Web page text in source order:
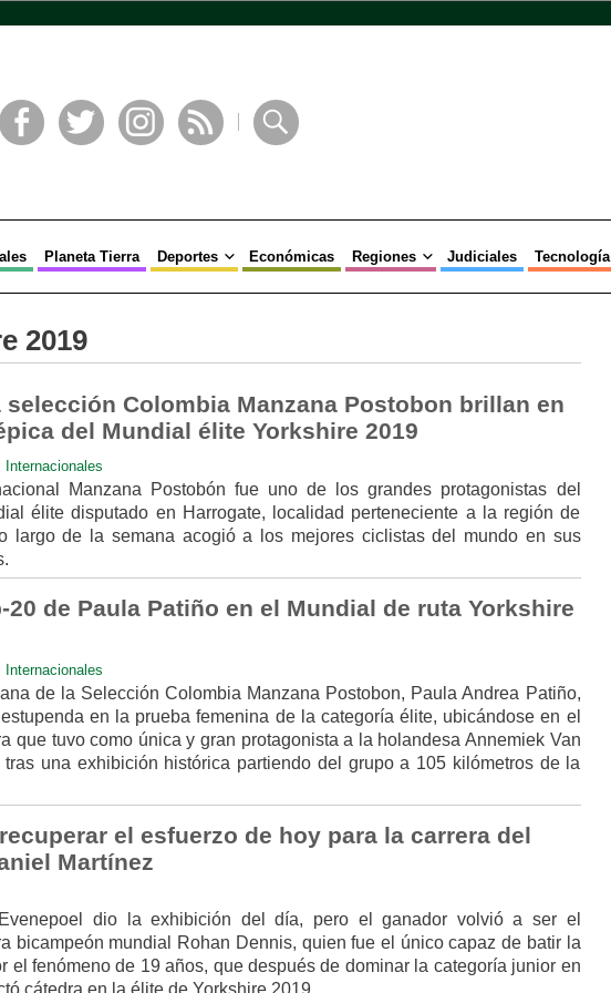
Planeta Tierra Deportes Económicas Regiones Judiciales Tecnología
2019
selección Colombia Manzana Postobon brillan en
del Mundial élite Yorkshire 2019
Internacionales
Manzana Postobón fue uno de los grandes protagonistas del
élite disputado en Harrogate, localidad perteneciente a la región de
largo de la semana acogió a los mejores ciclistas del mundo en sus
20 de Paula Patiño en el Mundial de ruta Yorkshire
Internacionales
de la Selección Colombia Manzana Postobon, Paula Andrea Patiño,
en la prueba femenina de la categoría élite, ubicándose en el
que tuvo como única y gran protagonista a la holandesa Annemiek Van
tras una exhibición histórica partiendo del grupo a 105 kilómetros de la
el esfuerzo de hoy para la carrera del
Martínez
dio la exhibición del día, pero el ganador volvió a ser el
bicampeón mundial Rohan Dennis, quien fue el único capaz de batir la
el fenómeno de 19 años, que después de dominar la categoría junior en